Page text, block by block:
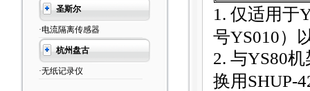
圣斯尔
·电流隔离传感器
杭州盘古
·无纸记录仪
1. 仅适用于
号YS010）
2. 与YS80
换用SHUP-